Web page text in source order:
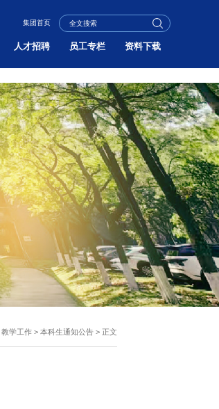
集团首页
人才招聘 员工专栏 资料下载
教学工作 > 本科生通知公告 > 正文